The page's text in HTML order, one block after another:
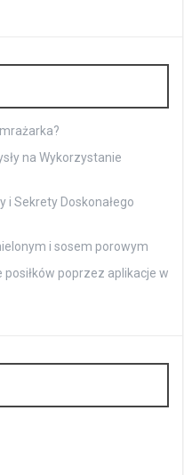
na Wykorzystanie
i Sekrety Doskonałego
i sosem porowym
poprzez aplikacje w